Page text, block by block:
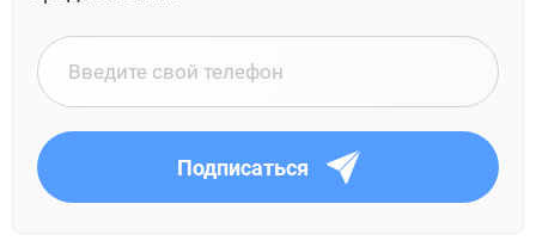
Подписаться